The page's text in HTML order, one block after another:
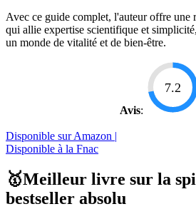
Avec ce guide complet, l'auteur offre une
qui allie expertise scientifique et
un monde de vitalité et de bien-être.
Avis:
7.2
Disponible sur Amazon |
Disponible à la Fnac
🥇Meilleur livre sur la
bestseller absolu